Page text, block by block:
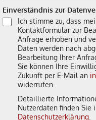
Einverständnis zur
Ich stimme zu, dass
Kontaktformular zur
Anfrage erhoben und
Daten werden nach
Bearbeitung Ihrer
Sie können Ihre
Zukunft per E-Mail an
widerrufen.
Detaillierte
Nutzerdaten finden Sie
Datenschutzerklärung